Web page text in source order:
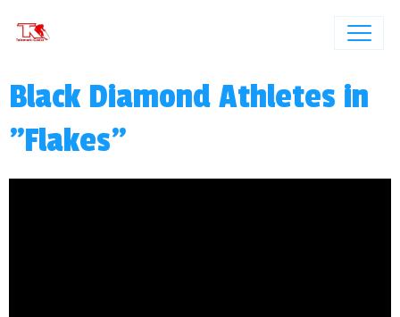
Black Diamond Athletes in
"Flakes"